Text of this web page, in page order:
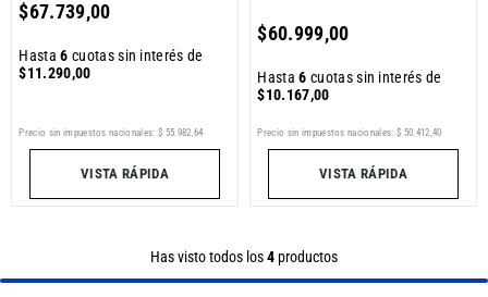
$67.739,00
Hasta6 cuotas sin interés de
$11.290,00
Precio sin impuestos nacionales: $ 55.982,64
VISTA RÁPIDA
$60.999,00
Hasta6 cuotas sin interés de
$10.167,00
Precio sin impuestos nacionales: $ 50.412,40
VISTA RÁPIDA
Has visto todos los4productos